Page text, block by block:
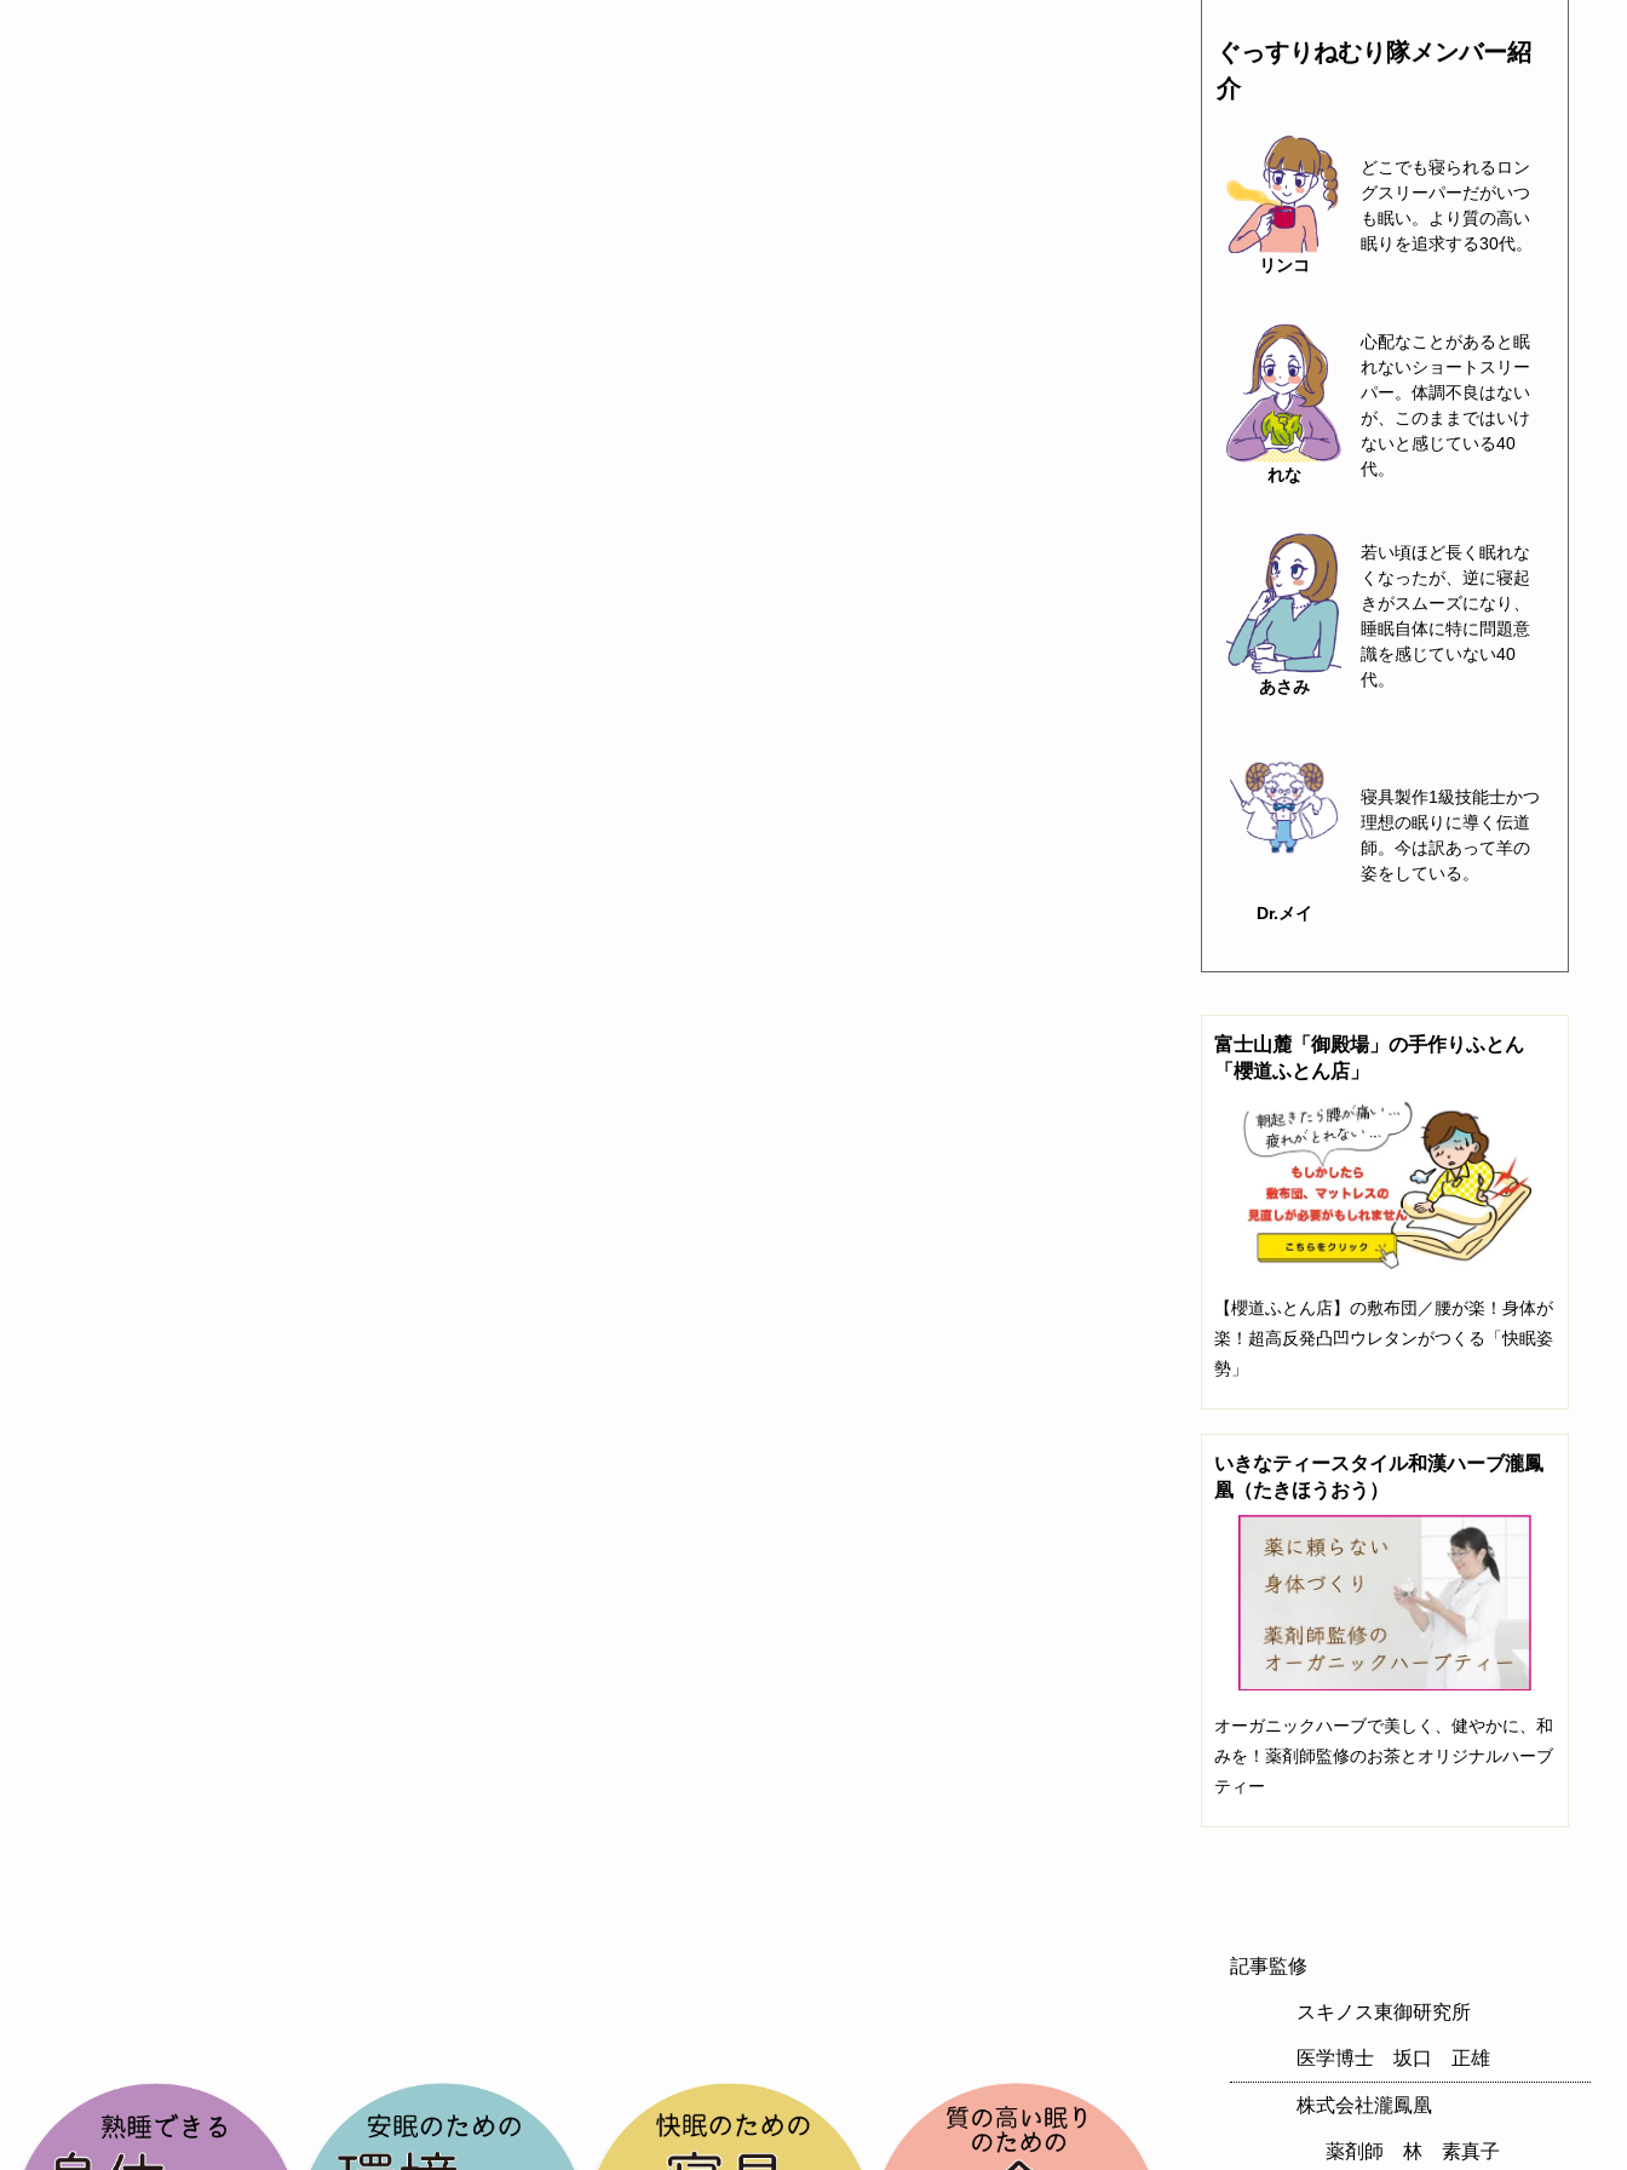
ぐっすりねむり隊メンバー紹
介
リンコ
どこでも寝られるロン
グスリーパーだがいつ
も眠い。より質の高い
眠りを追求する30代。
れな
心配なことがあると眠
れないショートスリー
パー。体調不良はない
が、このままではいけ
ないと感じている40
代。
あさみ
若い頃ほど長く眠れな
くなったが、逆に寝起
きがスムーズになり、
睡眠自体に特に問題意
識を感じていない40
代。
Dr.メイ
寝具製作1級技能士かつ
理想の眠りに導く伝道
師。今は訳あって羊の
姿をしている。
富士山麓「御殿場」の手作りふとん
「櫻道ふとん店」
【櫻道ふとん店】の敷布団／腰が楽！身体が
楽！超高反発凸凹ウレタンがつくる「快眠姿
勢」
いきなティースタイル和漢ハーブ瀧鳳
凰（たきほうおう）
オーガニックハーブで美しく、健やかに、和
みを！薬剤師監修のお茶とオリジナルハーブ
ティー
記事監修
スキノス東御研究所
医学博士 坂口 正雄
株式会社瀧鳳凰
薬剤師 林 素真子